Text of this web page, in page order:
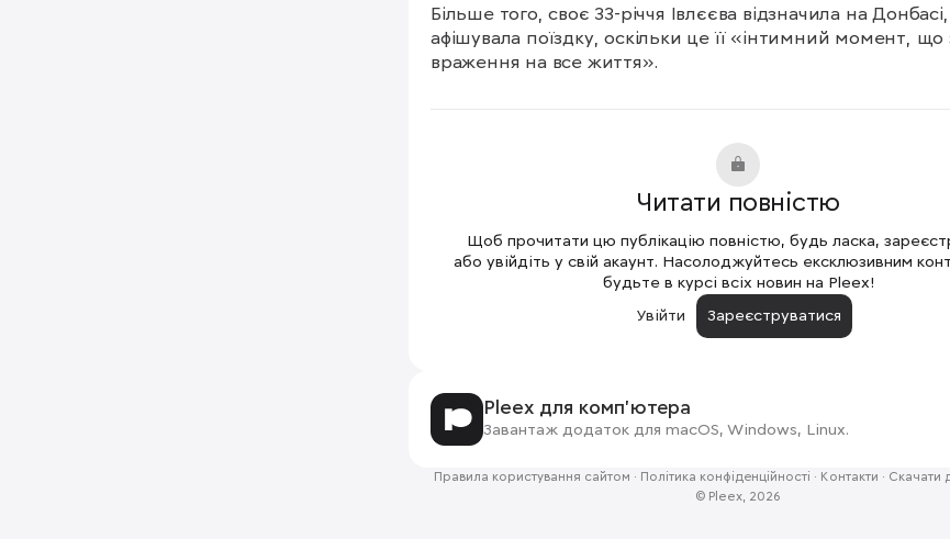
Більше того, своє 33-річчя Івлєєва відзначила на
афішувала поїздку, оскільки це її «інтимний момент,
враження на все життя».
Читати повністю
Щоб прочитати цю публікацію повністю, будь ласка,
або увійдіть у свій акаунт. Насолоджуйтесь ексклюзивним
будьте в курсі всіх новин на Pleex!
Увійти
Зареєструватися
Pleex для комп'ютера
Завантаж додаток для macOS, Windows, Linux.
Правила користування сайтом · Політика конфіденційності · Контакти · Скачати
© Pleex, 2026